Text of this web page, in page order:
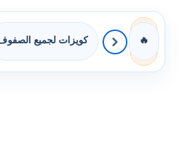
🔥 كويزات لجميع